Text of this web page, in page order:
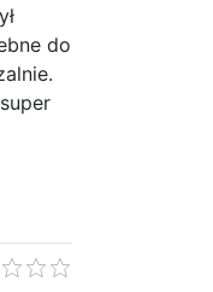
do